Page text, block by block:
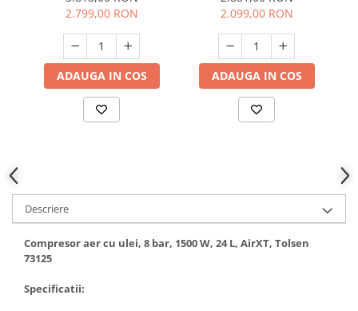
Hote bucatarie
Consumabile
Hota tavan
Hote cupolare
Hote decorative
Hote incorporabile
Hote telescopice
Hote traditionale
Masini de Spalat Rufe & Uscatoare
uscatoare
Masini automate de spalat rufe
Masini de spalat rufe cu uscator
AC19
2.799,00 RON
ADAUGA IN COS
presiune, Elefant
XY2065A-100
2.099,00 RON
ADAUGA IN COS
Descriere
Compresor aer cu ulei, 8 bar, 1500 W, 24 L, AirXT, Tolsen
73125
Specificatii: